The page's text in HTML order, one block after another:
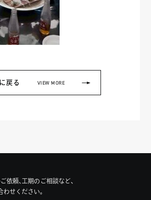
戻る VIEW MORE
依頼、工期のご相談など、
せください。